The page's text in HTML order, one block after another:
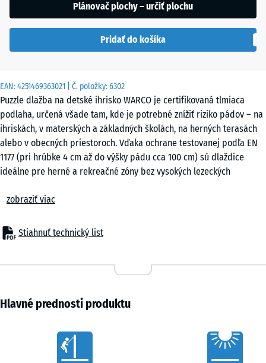
EAN:4251469363021 | Č. položky:6302
Puzzle dlažba na detské ihrisko WARCO je certifikovaná tlmiaca
podlaha, určená všade tam, kde je potrebné znížiť riziko pádov – na
ihriskách, v materských a základných školách, na herných terasách
alebo v obecných priestoroch. Vďaka ochrane testovanej podľa EN
1177 (pri hrúbke 4 cm až do výšky pádu cca 100 cm) sú dlaždice
ideálne pre herné a rekreačné zóny bez vysokých lezeckých
rehabilitácii alebo vo fitness zónach predstavujú puzzle dlaž...
– Herné plochy pre malé deti, balančné a pohybové zóny
– Školské a obecné ihriská
– Fitness a outdoor fitness zóny
Materiál & konštrukcia
Dlažba je vyrobená z PU viazaného gumového granulátu a má
spoľahlivé tlmenie nárazov pri nízkej stavebnej výške. Bočný puzzle
spoj zabezpečuje presné a pevné spojenie, zatiaľ čo jemne zrazené
zobraziť viac
Stiahnuť technický list
inak).
x 4
cm
|
0,25
m²
x
x 2
- 6,30 €
Plánovač plochy – určiť plochu
Pridať do košíka
Hlavné prednosti produktu
Characteristics